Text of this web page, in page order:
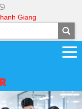
Giang